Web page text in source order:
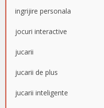
ingrijire personala
jocuri interactive
jucarii
jucarii de plus
jucarii inteligente